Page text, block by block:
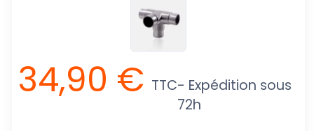
34,90 € TTC- Expédition sous
72h